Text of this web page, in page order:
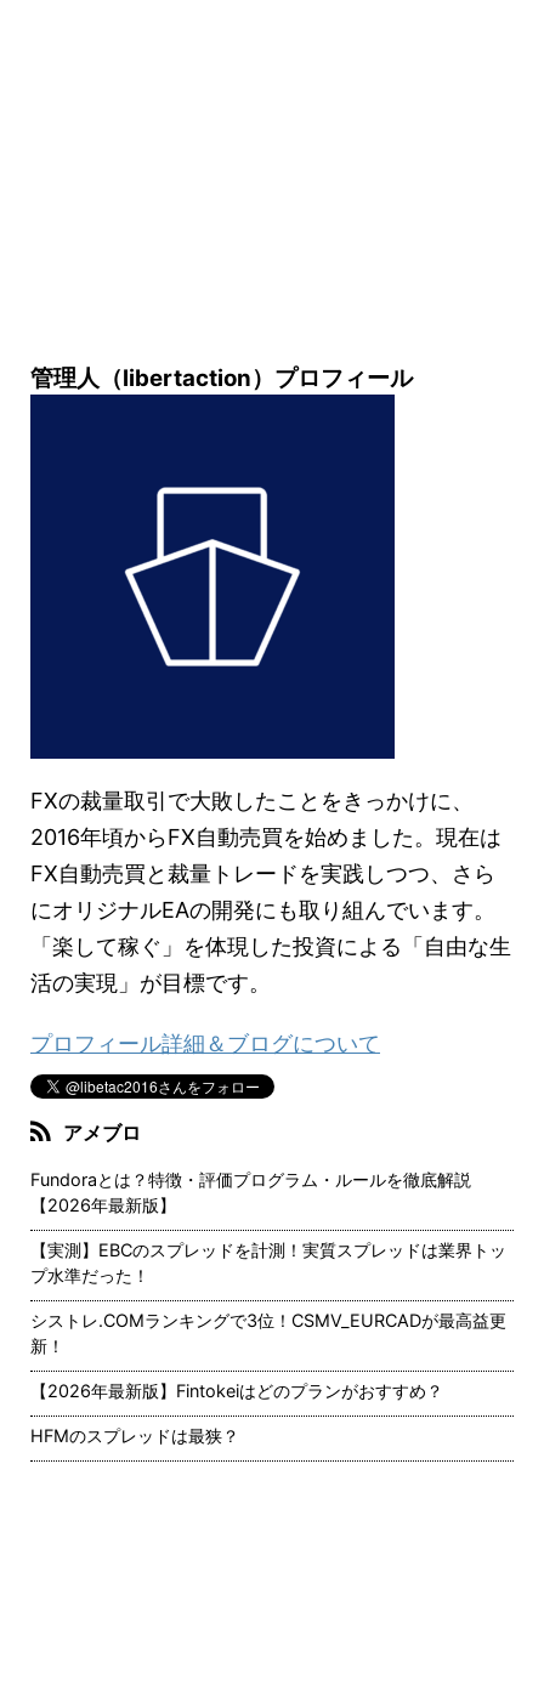
管理人（libertaction）プロフィール
FXの裁量取引で大敗したことをきっかけに、
2016年頃からFX自動売買を始めました。現在は
FX自動売買と裁量トレードを実践しつつ、さら
にオリジナルEAの開発にも取り組んでいます。
「楽して稼ぐ」を体現した投資による「自由な生
活の実現」が目標です。
プロフィール詳細＆ブログについて
アメブロ
Fundoraとは？特徴・評価プログラム・ルールを徹底解説
【2026年最新版】
【実測】EBCのスプレッドを計測！実質スプレッドは業界トッ
プ水準だった！
シストレ.COMランキングで3位！CSMV_EURCADが最高益更
新！
【2026年最新版】Fintokeiはどのプランがおすすめ？
HFMのスプレッドは最狭？